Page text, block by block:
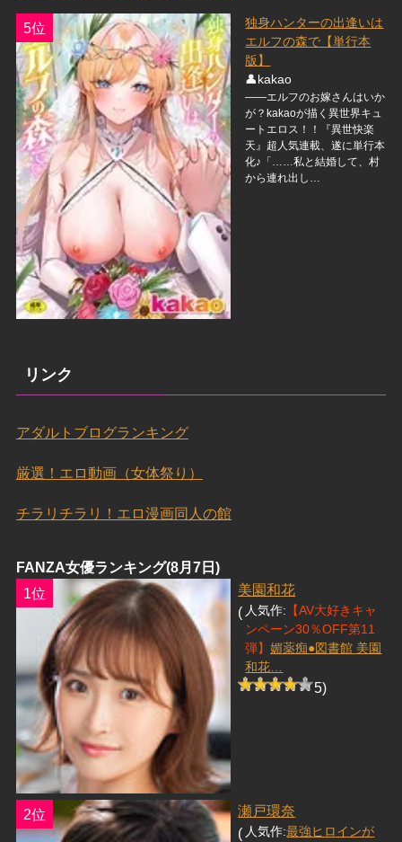
5位
独身ハンターの出逢いは
エルフの森で【単行本
版】
👤kakao
――エルフのお嫁さんはいか
が？kakaoが描く異世界キュ
ートエロス！！『異世快楽
天』超人気連載、遂に単行本
化♪「……私と結婚して、村
から連れ出し…
リンク
アダルトブログランキング
厳選！エロ動画（女体祭り）
チラリチラリ！エロ漫画同人の館
FANZA女優ランキング(8月7日)
1位
美園和花
人気作: 【AV大好きキャ
ンペーン30％OFF第11
弾】媚薬痴●図書館 美園
和花…
(
5)
2位 瀬戸環奈
人気作:最強ヒロインが
(